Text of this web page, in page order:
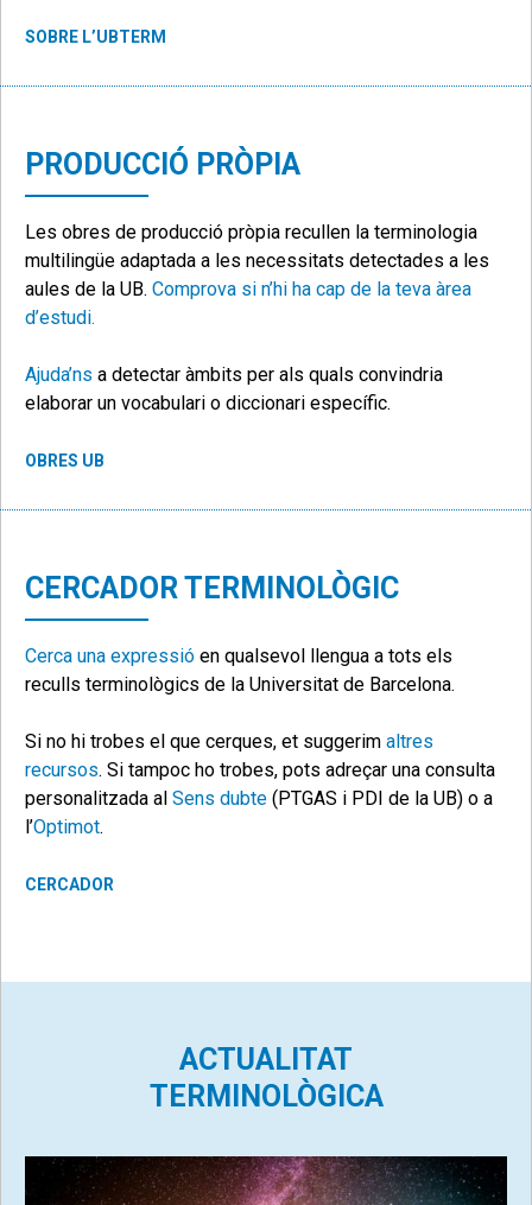
SOBRE L’UBTERM
PRODUCCIÓ PRÒPIA
Les obres de producció pròpia recullen la terminologia
multilingüe adaptada a les necessitats detectades a les
aules de la UB. Comprova si n’hi ha cap de la teva àrea
d’estudi.
Ajuda’ns a detectar àmbits per als quals convindria
elaborar un vocabulari o diccionari específic.
OBRES UB
CERCADORTERMINOLÒGIC
Cerca una expressió en qualsevol llengua a tots els
reculls terminològics de la Universitat de Barcelona.
Si no hi trobes el que cerques, et suggerim altres
recursos. Si tampoc ho trobes, pots adreçar una consulta
personalitzada al Sens dubte (PTGAS i PDI de la UB) o a
l’Optimot.
CERCADOR
ACTUALITAT
TERMINOLÒGICA